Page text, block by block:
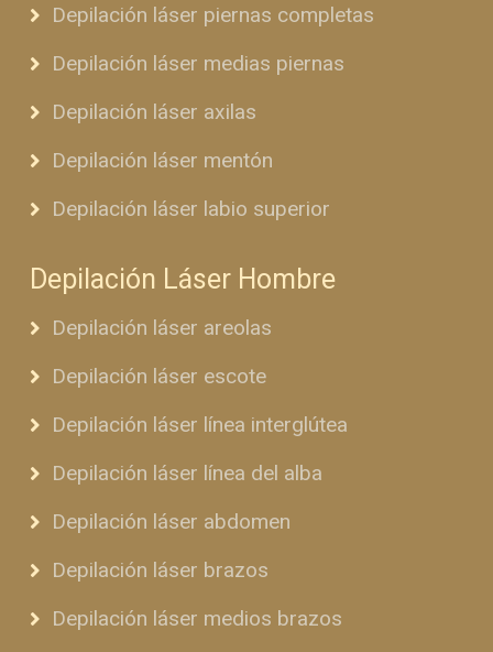
Depilación láser piernas completas
Depilación láser medias piernas
Depilación láser axilas
Depilación láser mentón
Depilación láser labio superior
Depilación Láser Hombre
Depilación láser areolas
Depilación láser escote
Depilación láser línea interglútea
Depilación láser línea del alba
Depilación láser abdomen
Depilación láser brazos
Depilación láser medios brazos